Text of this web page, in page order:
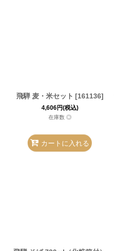
飛騨 麦・米セット [161136]
4,606円(税込)
在庫数 ◎
カートに入れる